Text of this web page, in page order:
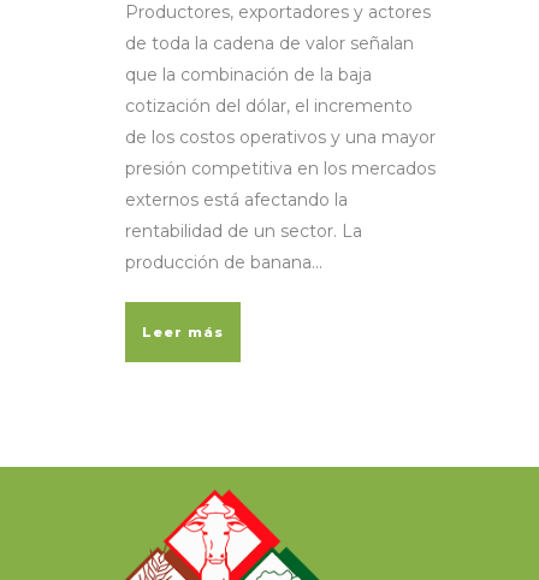
Productores, exportadores y actores
de toda la cadena de valor señalan
que la combinación de la baja
cotización del dólar, el incremento
de los costos operativos y una mayor
presión competitiva en los mercados
externos está afectando la
rentabilidad de un sector. La
producción de banana...
Leer más